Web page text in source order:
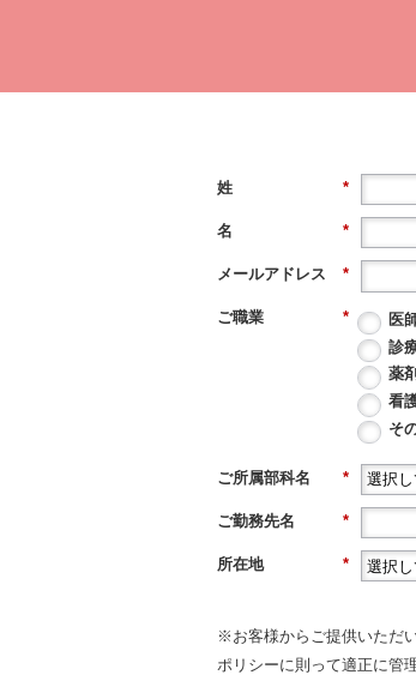
*
姓
*
名
*
メールアドレス
*
ご職業
医
診
薬
看
そ
*
ご所属部科名
*
ご勤務先名
*
所在地
※お客様からご提供いただ
ポリシーに則って適正に管